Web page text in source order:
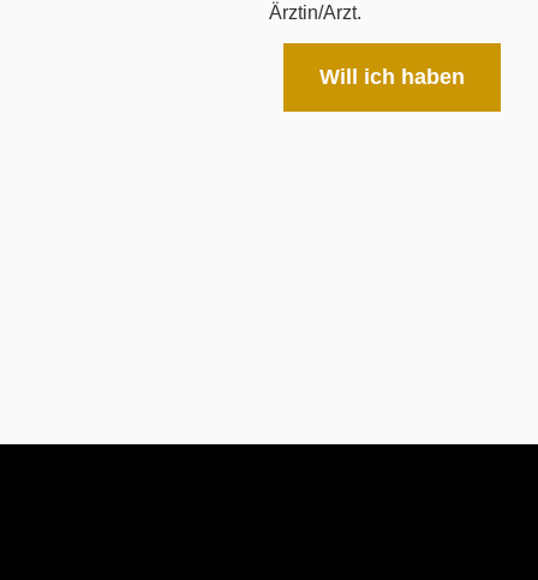
Ärztin/Arzt.
Will ich haben